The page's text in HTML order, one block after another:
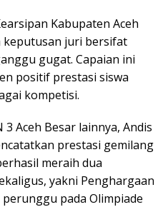
Kabupaten Aceh
keputusan juri bersifat
gugat. Capaian ini
positif prestasi siswa
kompetisi.
Aceh Besar lainnya, Andis
prestasi gemilang
meraih dua
yakni Penghargaan
pada Olimpiade